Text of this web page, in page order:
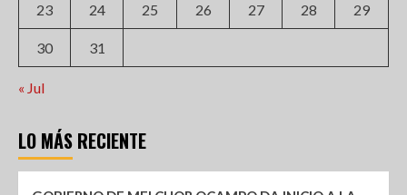
23 24 25 26 27 28 29
30 31
« Jul
LO MÁS RECIENTE